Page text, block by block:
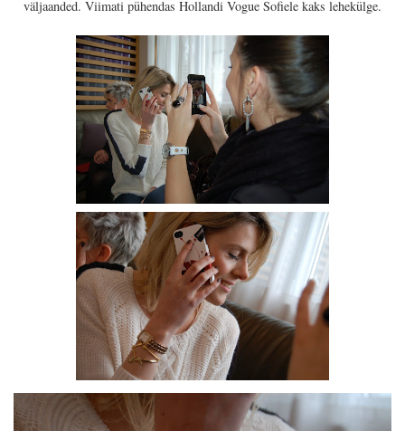
väljaanded. Viimati pühendas Hollandi Vogue Sofiele kaks lehekülge.